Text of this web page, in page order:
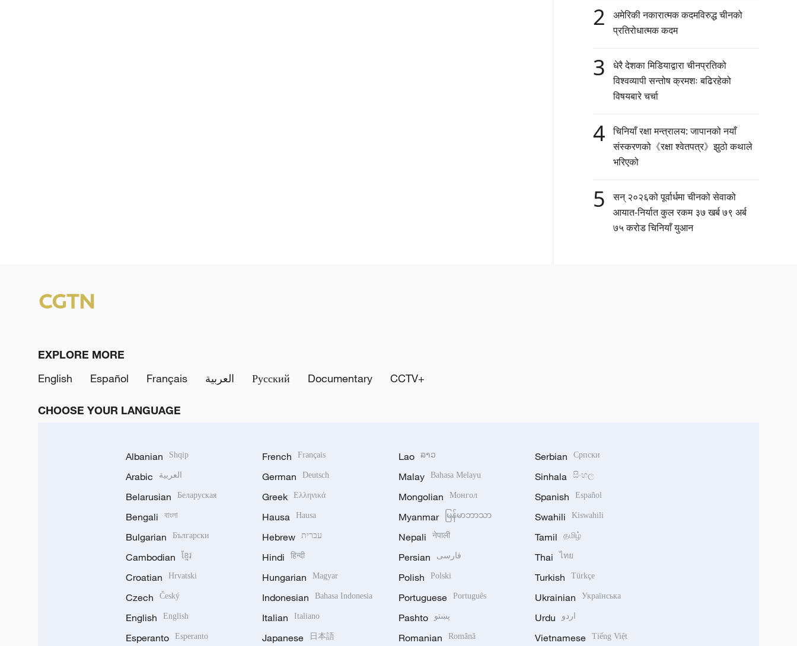
2
अमेरिकी नकारात्मक कदमविरुद्ध चीनको
प्रतिरोधात्मक कदम
3
धेरै देशका मिडियाद्वारा चीनप्रतिको
विश्वव्यापी सन्तोष क्रमशः बढिरहेको
विषयबारे चर्चा
4
चिनियाँ रक्षा मन्त्रालय: जापानको नयाँ
संस्करणको《रक्षा श्वेतपत्र》झुठो कथाले
भरिएको
5
सन् २०२६को पूर्वार्धमा चीनको सेवाको
आयात-निर्यात कुल रकम ३७ खर्ब ७९ अर्ब
७५ करोड चिनियाँ युआन
EXPLORE MORE
English
Español Français العربية Русский Documentary CCTV+
CHOOSE YOUR LANGUAGE
Albanian Shqip
Arabic العربية
Belarusian Беларуская
Bengali বাংলা
Bulgarian Български
Cambodian ខ្មែរ
Croatian Hrvatski
Czech Český
English English
Esperanto Esperanto
French Français
German Deutsch
Greek Ελληνικά
Hausa Hausa
Hebrew עברית
Hindi हिन्दी
Hungarian Magyar
Indonesian Bahasa Indonesia
Italian Italiano
Japanese 日本語
Lao ລາວ
Malay Bahasa Melayu
Mongolian Монгол
Myanmar မြန်မာဘာသာ
Nepali नेपाली
Persian فارسی
Polish Polski
Portuguese Português
Pashto پښتو
Romanian Română
Serbian Српски
Sinhala සිංහල
Spanish Español
Swahili Kiswahili
Tamil தமிழ்
Thai ไทย
Turkish Türkçe
Ukrainian Українська
Urdu اردو
Vietnamese Tiếng Việt